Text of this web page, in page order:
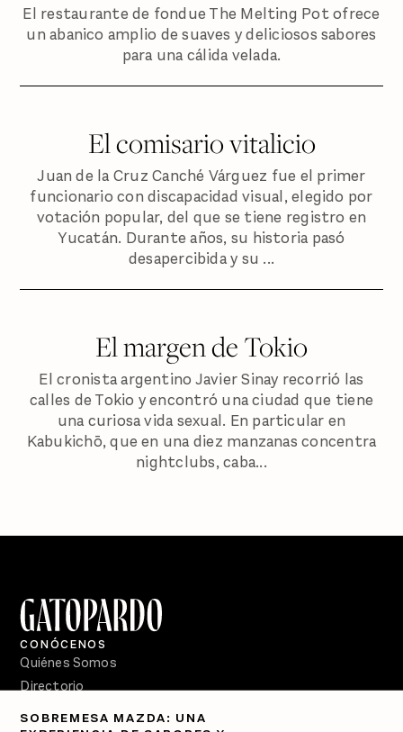
El restaurante de fondue The Melting Pot ofrece
un abanico amplio de suaves y deliciosos sabores
para una cálida velada.
El comisario vitalicio
Juan de la Cruz Canché Várguez fue el primer
funcionario con discapacidad visual, elegido por
votación popular, del que se tiene registro en
Yucatán. Durante años, su historia pasó
desapercibida y su ...
El margen de Tokio
El cronista argentino Javier Sinay recorrió las
calles de Tokio y encontró una ciudad que tiene
una curiosa vida sexual. En particular en
Kabukichō, que en una diez manzanas concentra
nightclubs, caba...
SOBREMESA MAZDA: UNA
CONÓCENOS
Quiénes Somos
Directorio
PÓDCASTS